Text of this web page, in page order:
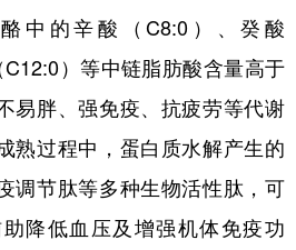
中的辛酸（C8:0）、癸酸
C12:0）等中链脂肪酸含量高于
易胖、强免疫、抗疲劳等代谢
熟过程中，蛋白质水解产生的
调节肽等多种生物活性肽，可
降低血压及增强机体免疫功